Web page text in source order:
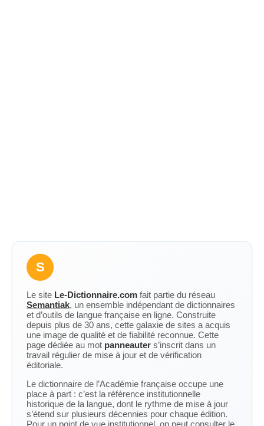
S
Le site Le-Dictionnaire.com fait partie du réseau
Semantiak, un ensemble indépendant de dictionnaires
et d’outils de langue française en ligne. Construite
depuis plus de 30 ans, cette galaxie de sites a acquis
une image de qualité et de fiabilité reconnue. Cette
page dédiée au mot panneauter s’inscrit dans un
travail régulier de mise à jour et de vérification
éditoriale.
Le dictionnaire de l’Académie française occupe une
place à part : c’est la référence institutionnelle
historique de la langue, dont le rythme de mise à jour
s’étend sur plusieurs décennies pour chaque édition.
Pour un point de vue institutionnel, on peut consulter le